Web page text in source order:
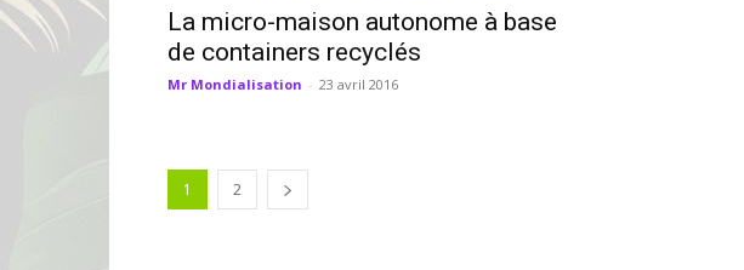
La micro-maison autonome à base
de containers recyclés
Mr Mondialisation - 23 avril 2016
1 2